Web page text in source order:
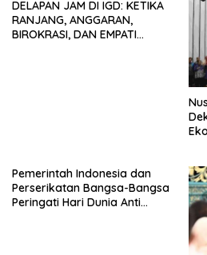
Siapapun
DELAPAN JAM DI IGD: KETIKA
RANJANG, ANGGARAN,
BIROKRASI, DAN EMPATI
Pemerintah Indonesia dan
Perserikatan Bangsa-Bangsa
Peringati Hari Dunia Anti